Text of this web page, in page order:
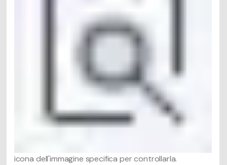
icona dell'immagine specifica per controllarla.